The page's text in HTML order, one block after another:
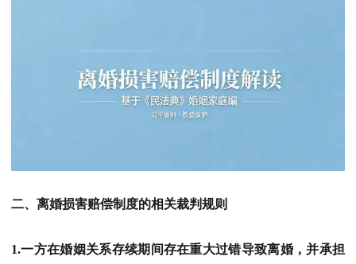
二、离婚损害赔偿制度的相关裁判规则
1.一方在婚姻关系存续期间存在重大过错导致离婚，并承担